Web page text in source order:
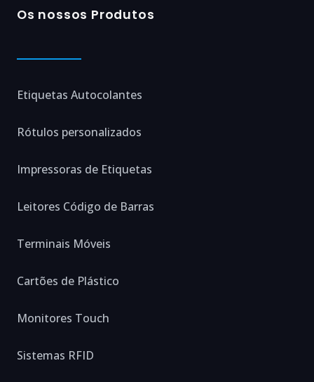
Os nossos Produtos
Etiquetas Autocolantes
Rótulos personalizados
Impressoras de Etiquetas
Leitores Código de Barras
Terminais Móveis
Cartões de Plástico
Monitores Touch
Sistemas RFID